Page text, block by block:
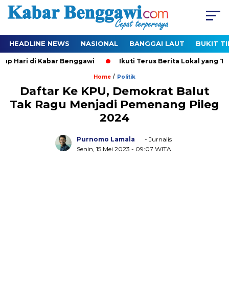
HEADLINE NEWS NASIONAL BANGGAI LAUT BUKIT
Kabar Benggawi Ikuti Terus Berita Lokal yang Ter-
Home / Politik
Daftar Ke KPU, Demokrat Balut
Tak Ragu Menjadi Pemenang Pileg
2024
Purnomo Lamala
- Jurnalis
Senin, 15 Mei 2023 - 09:07 WITA